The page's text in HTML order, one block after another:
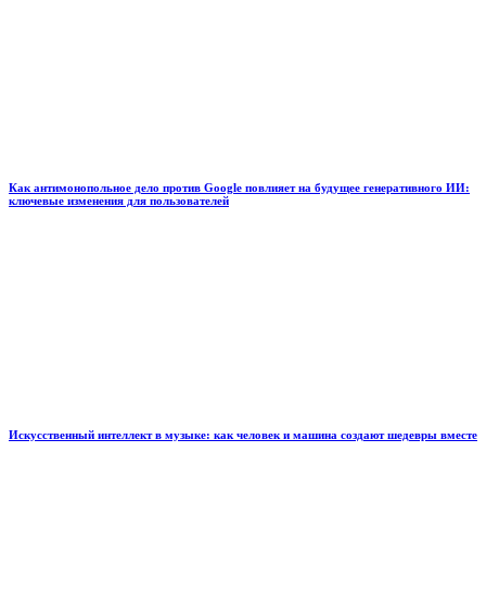
Как антимонопольное дело против Google повлияет на будущее генеративного ИИ:
ключевые изменения для пользователей
Искусственный интеллект в музыке: как человек и машина создают шедевры вместе